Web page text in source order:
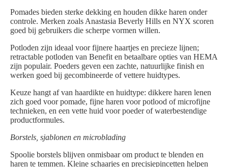
Pomades bieden sterke dekking en houden dikke haren onder
controle. Merken zoals Anastasia Beverly Hills en NYX scoren
goed bij gebruikers die scherpe vormen willen.
Potloden zijn ideaal voor fijnere haartjes en precieze lijnen;
retractable potloden van Benefit en betaalbare opties van HEMA
zijn populair. Poeders geven een zachte, natuurlijke finish en
werken goed bij gecombineerde of vettere huidtypes.
Keuze hangt af van haardikte en huidtype: dikkere haren lenen
zich goed voor pomade, fijne haren voor potlood of microfijne
technieken, en een vette huid voor poeder of waterbestendige
productformules.
Borstels, sjablonen en microblading
Spoolie borstels blijven onmisbaar om product te blenden en
haren te temmen. Kleine schaarjes en precisiepincetten helpen